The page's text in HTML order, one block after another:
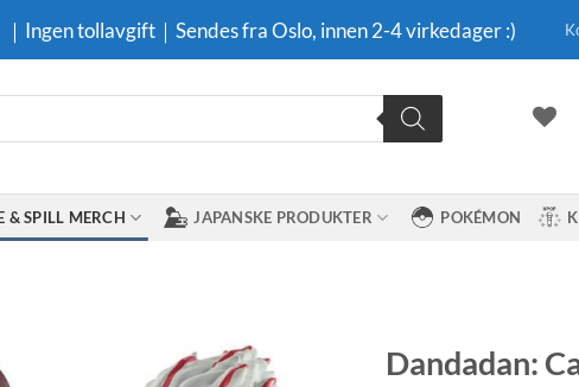
Ingen tollavgift｜Sendes fra Oslo, innen 2-4 virkedager :)
& SPILL MERCH JAPANSKE PRODUKTER POKÉMON
Dandadan: